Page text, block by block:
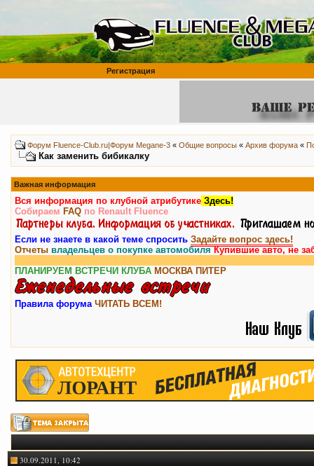
Регистрация
Форум Fluence-Club.ru|Форум Megane-3 « Общие вопросы « Архив форума «
Как заменить бибикалку
Важная информация
Вся информация по клубной атрибутике Здесь!
Собираем FAQ по Renault Fluence
Если не знаете в какой теме спросить Задайте вопрос здесь!
Отчеты владельцев о покупке автомобиляКупившие авто, не
ПЛАНИРУЕМ ВСТРЕЧИ КЛУБА МОСКВА ПИТЕР
Правила форума ЧИТАТЬ ВСЕМ!
30.09.2011, 10:42